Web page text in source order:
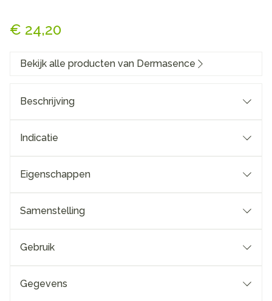
€ 24,20
Bekijk alle producten van Dermasence
Beschrijving
Indicatie
Eigenschappen
Samenstelling
Gebruik
Gegevens